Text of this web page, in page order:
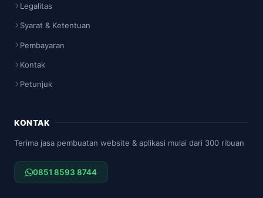
Legalitas
Syarat & Ketentuan
Pembayaran
Kontak
Petunjuk
KONTAK
Terima jasa pembuatan website & aplikasi mulai dari 300 ribuan
0851 8593 8744